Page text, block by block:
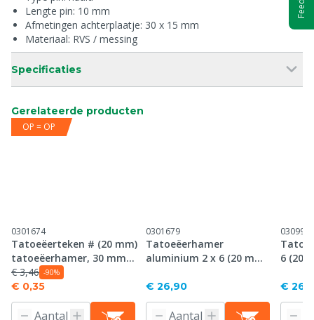
Lengte pin: 10 mm
Afmetingen achterplaatje: 30 x 15 mm
Materiaal: RVS / messing
Specificaties
Gerelateerde producten
OP = OP
0301674
Tatoeëerteken # (20 mm)
tatoeëerhamer, 30 mm
plaat
€ 3,46 -90%
€ 0,35
0301679
Tatoeëerhamer
aluminium 2 x 6 (20 mm),
€ 26,90
0309957
6 (20
€